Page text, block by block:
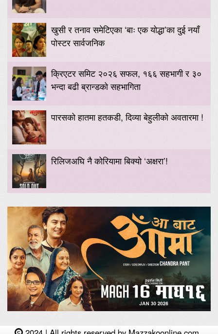
खुसी र तनाव समेटिएका ‘बाः एक योद्धा’का दुई नयाँ
पोस्टर सार्वजनिक
क्रिएटर समिट २०२६ सफल, १६६ सहभागी र ३०
भन्दा बढी ब्रान्डको सहभागिता
पारसको हातमा हतकडी, दिव्या बेहुलीको अवतारमा !
रिलिजअघि नै कोरियामा बिक्यो ‘अक्षरा’!